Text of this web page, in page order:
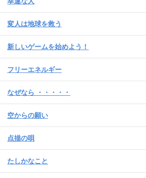
変人は地球を救う
新しいゲームを始めよう！
フリーエネルギー
なぜなら ・・・・・
空からの願い
点描の唄
たしかなこと